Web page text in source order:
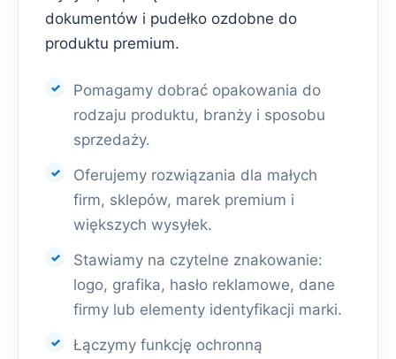
dokumentów i pudełko ozdobne do
produktu premium.
Pomagamy dobrać opakowania do
rodzaju produktu, branży i sposobu
sprzedaży.
Oferujemy rozwiązania dla małych
firm, sklepów, marek premium i
większych wysyłek.
Stawiamy na czytelne znakowanie:
logo, grafika, hasło reklamowe, dane
firmy lub elementy identyfikacji marki.
Łączymy funkcję ochronną